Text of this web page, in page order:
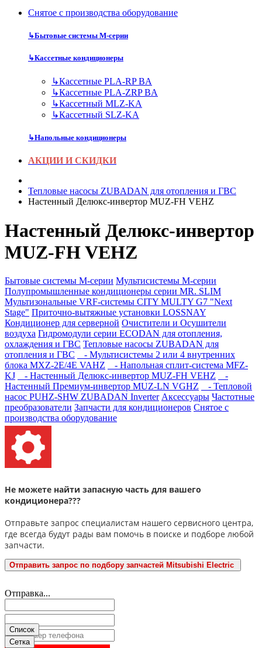
Снятое с производства оборудование
↳Бытовые системы M-серии
↳Кассетные кондиционеры
↳Кассетные PLA-RP BA
↳Кассетные PLA-ZRP BA
↳Кассетный MLZ-KA
↳Кассетный SLZ-KA
↳Напольные кондиционеры
АКЦИИ И СКИДКИ
Тепловые насосы ZUBADAN для отопления и ГВС
Настенный Делюкс-инвертор MUZ-FH VEHZ
Настенный Делюкс-инвертор
MUZ-FH VEHZ
Бытовые системы M-серии Мультисистемы M-серии
Полупромышленные кондиционеры серии MR. SLIM
Мультизональные VRF-системы CITY MULTY G7 "Next
Stage" Приточно-вытяжные установки LOSSNAY
Кондиционер для серверной Очистители и Осушители
воздуха Гидромодули серии ECODAN для отопления,
охлаждения и ГВС Тепловые насосы ZUBADAN для
отопления и ГВС
- Мультисистемы 2 или 4 внутренних
блока MXZ-2E/4E VAHZ
- Напольная сплит-система MFZ-
KJ
- Настенный Делюкс-инвертор MUZ-FH VEHZ
-
Настенный Премиум-инвертор MUZ-LN VGHZ
- Тепловой
насос PUHZ-SHW ZUBADAN Inverter Аксесcуары Частотные
преобразователи Запчасти для кондиционеров Снятое с
производства оборудование
Не можете найти запасную часть для вашего
кондиционера???
Отправьте запрос специалистам нашего сервисного центра,
где всегда будут рады вам помочь в поиске и подборе любой
запчасти.
Отправить запрос по подбору запчастей Mitsubishi Electric
Отправка...
Список
Сетка